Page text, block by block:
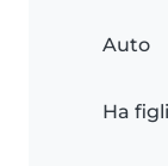
Auto
Ha figli